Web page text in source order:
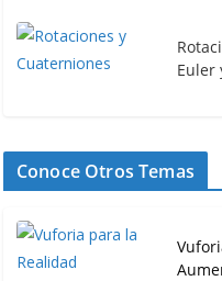
Euler
Conoce Otros Temas